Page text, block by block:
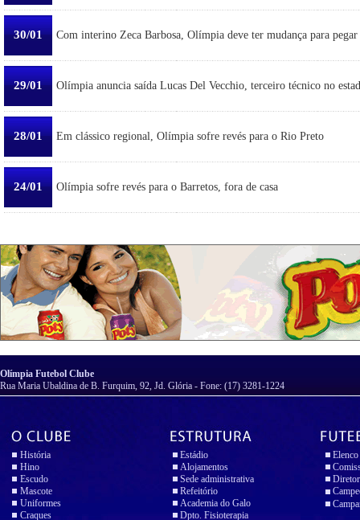
30/01 Com interino Zeca Barbosa, Olímpia deve ter mudança para pegar
29/01 Olímpia anuncia saída Lucas Del Vecchio, terceiro técnico no
28/01 Em clássico regional, Olímpia sofre revés para o Rio Preto
24/01 Olímpia sofre revés para o Barretos, fora de casa
Olímpia Futebol Clube
Rua Maria Ubaldina de B. Furquim, 92, Jd. Glória - Fone: (17) 3281-1224
História
Hino
Escudo
Mascote
Uniformes
Craques
Estádio
Alojamentos
Sede administrativa
Refeitório
Academia do Galo
Dpto. Fisioterapia
Elenco